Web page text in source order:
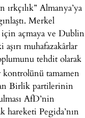
Almanya’ya
Merkel
için açmaya ve Dublin
muhafazakârlar
tehdit olarak
kontrolünü tamamen
Birlik partilerinin
AfD’nin
hareketi Pegida’nın